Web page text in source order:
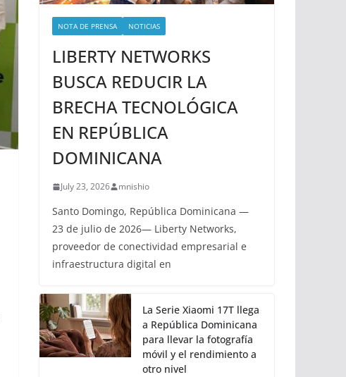
NOTA DE PRENSA NOTICIAS
LIBERTY NETWORKS
BUSCA REDUCIR LA
BRECHA TECNOLÓGICA
EN REPÚBLICA
DOMINICANA
July 23, 2026 mnishio
Santo Domingo, República Dominicana —
23 de julio de 2026— Liberty Networks,
proveedor de conectividad empresarial e
infraestructura digital en
La Serie Xiaomi 17T llega
a República Dominicana
para llevar la fotografía
móvil y el rendimiento a
otro nivel